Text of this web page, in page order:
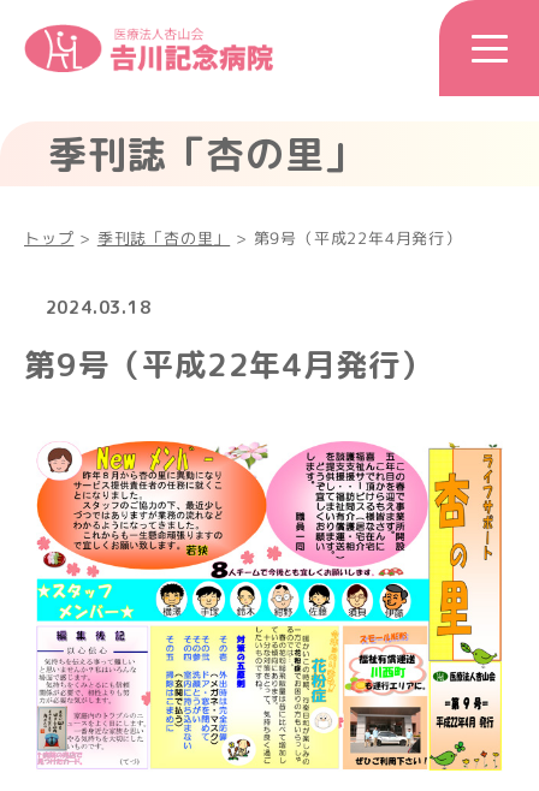
季刊誌「杏の里」
トップ > 季刊誌「杏の里」 > 第9号（平成22年4月発行）
2024.03.18
第9号（平成22年4月発行）